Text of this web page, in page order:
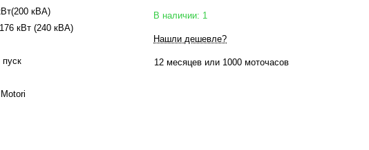
кВА)
176 кВт (240 кВА)
пуск
В наличии: 1
Нашли дешевле?
12 месяцев или 1000 моточасов